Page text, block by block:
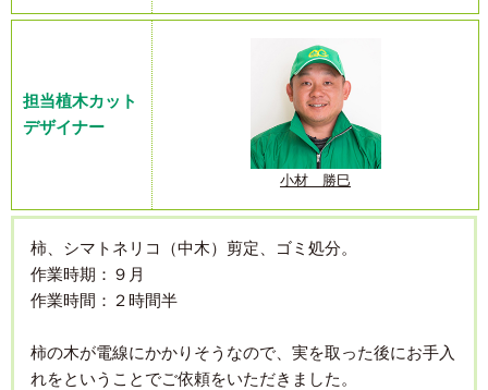
担当植木カット
デザイナー
小材 勝巳
柿、シマトネリコ（中木）剪定、ゴミ処分。
作業時期：９月
作業時間：２時間半
柿の木が電線にかかりそうなので、実を取った後にお手入
れをということでご依頼をいただきました。